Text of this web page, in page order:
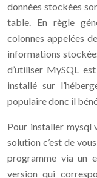
données stockées
table. En règle
colonnes appelées
informations
d’utiliser MySQL
installé sur
populaire donc il
Pour installer mysql
solution c’est de
programme via un
version qui